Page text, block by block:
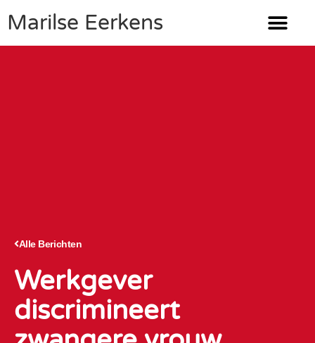
Marilse Eerkens
Alle Berichten
Werkgever
discrimineert